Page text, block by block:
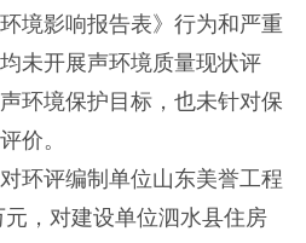
境影响报告表》行为和严重
未开展声环境质量现状评
环境保护目标，也未针对保
价。
评编制单位山东美誉工程
，对建设单位泗水县住房